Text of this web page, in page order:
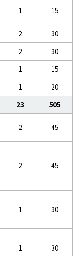
1 15
2
30
2
30
1
15
1
20
23 505
2 45
2 45
1 30
1 30